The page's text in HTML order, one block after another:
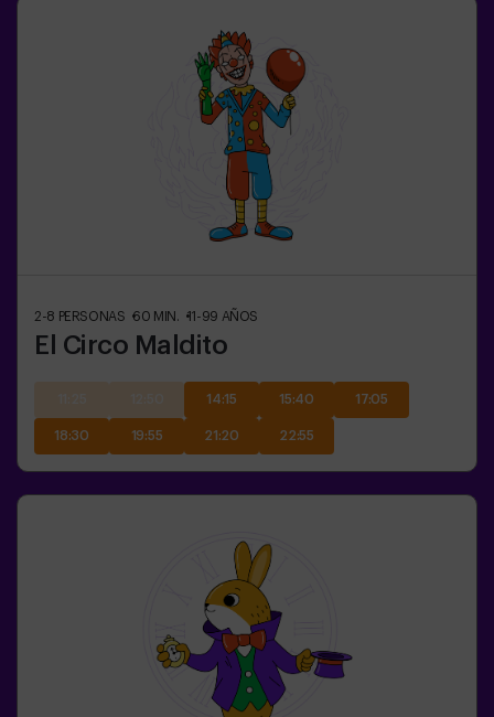
2-8 PERSONAS 60 MIN. 11-99 AÑOS
El Circo Maldito
14:15 15:40 17:05
18:30 19:55 21:20 22:55